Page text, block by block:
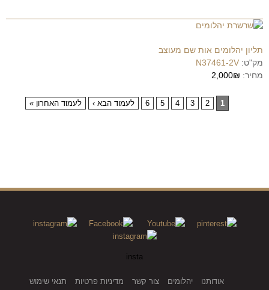
תליון יהלומים אות שם מעוצב
מק"ט: N37461-2V
מחיר: 2,000₪
1
2
3
4
5
6 לעמוד הבא › לעמוד האחרון »
insta
אודותנו יהלומים צור קשר מדיניות פרטיות
תנאי שימוש